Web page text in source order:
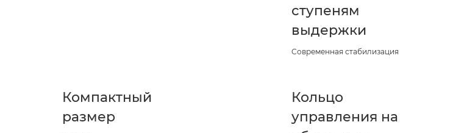
ступеням
выдержки
Современная стабилизация
Компактный
размер
Кольцо
управления на